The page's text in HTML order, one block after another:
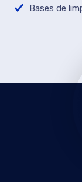
Bases de